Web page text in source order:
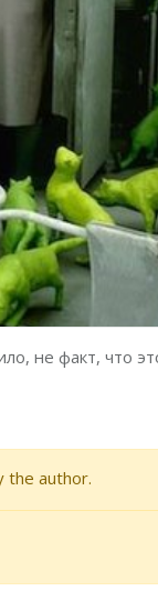
не факт, что
the author.